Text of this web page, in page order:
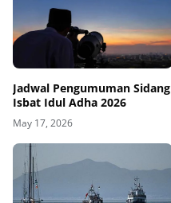
Jadwal Pengumuman Sidang
Isbat Idul Adha 2026
May 17, 2026